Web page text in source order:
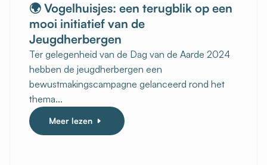
🌍 Vogelhuisjes: een terugblik op een
mooi initiatief van de
Jeugdherbergen
Ter gelegenheid van de Dag van de Aarde 2024
hebben de jeugdherbergen een
bewustmakingscampagne gelanceerd rond het
thema...
Meer lezen